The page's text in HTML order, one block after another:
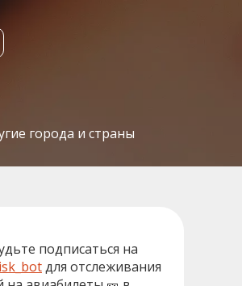
города и страны
подписаться на
для отслеживания